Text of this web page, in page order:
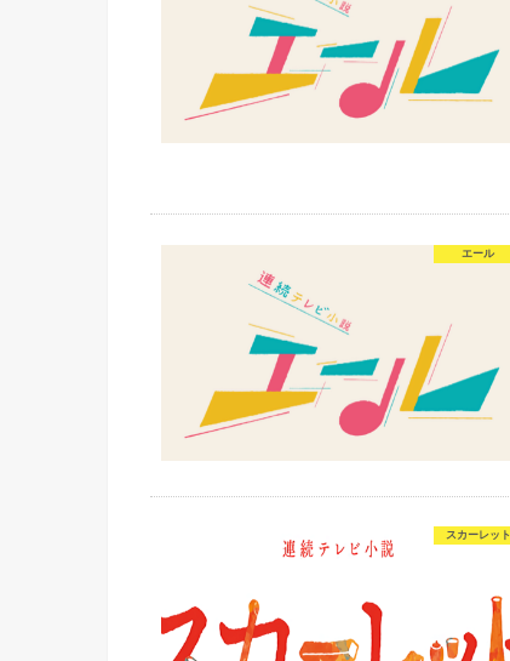
エール
スカーレット